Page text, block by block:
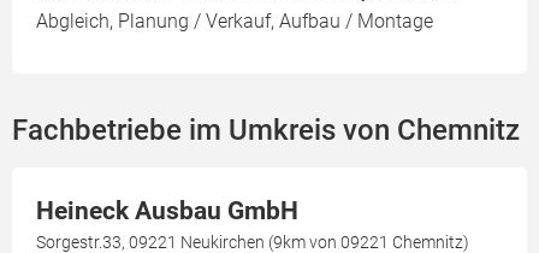
Abgleich, Planung / Verkauf, Aufbau / Montage
Fachbetriebe im Umkreis von Chemnitz
Heineck Ausbau GmbH
Sorgestr.33, 09221 Neukirchen (9km von 09221 Chemnitz)